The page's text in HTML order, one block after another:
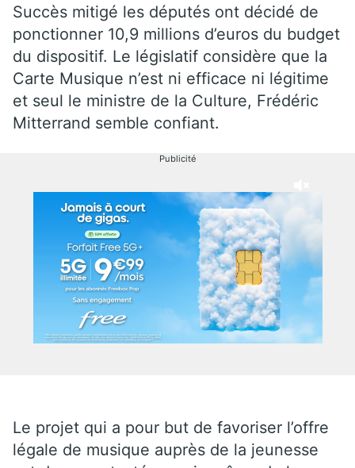
Succès mitigé les députés ont décidé de
ponctionner 10,9 millions d’euros du budget
du dispositif. Le législatif considère que la
Carte Musique n’est ni efficace ni légitime
et seul le ministre de la Culture, Frédéric
Mitterrand semble confiant.
Publicité
Le projet qui a pour but de favoriser l’offre
légale de musique auprès de la jeunesse